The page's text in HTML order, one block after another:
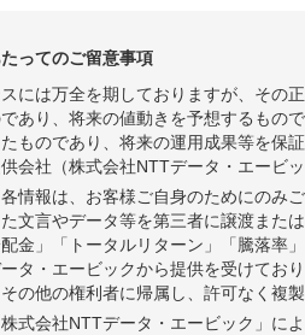
ってのご留意事項
には万全を期しておりますが、その
あり、将来の値動きを予想するもの
ものであり、将来の運用成果等を保
会社（株式会社NTTデータ・エービ
情報は、お客様ご自身のためにのみ
文言やデータ等を第三者に譲渡また
配金」「トータルリターン」「騰落
タ・エービックから提供を受けてお
の他の権利者に帰属し、許可なく複
式会社NTTデータ・エービック」に